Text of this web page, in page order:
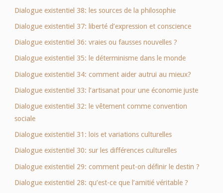
culture
Dialogue existentiel 38: les sources de la philosophie
Dialogue existentiel 37: liberté d’expression et conscience
Dialogue existentiel 36: vraies ou fausses nouvelles ?
Dialogue existentiel 35: le déterminisme dans le monde
Dialogue existentiel 34: comment aider autrui au mieux?
Dialogue existentiel 33: l’artisanat pour une économie juste
Dialogue existentiel 32: le vêtement comme convention
sociale
Dialogue existentiel 31: lois et variations culturelles
Dialogue existentiel 30: sur les différences culturelles
Dialogue existentiel 29: comment peut-on définir le destin ?
Dialogue existentiel 28: qu’est-ce que l’amitié véritable ?